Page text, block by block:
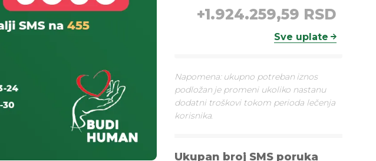
+1.924.259,59 RSD
Sve uplate
Napomena: ukupno potreban iznos
podložan je promeni ukoliko nastanu
dodatni troškovi tokom perioda lečenja
korisnika.
Ukupan broj SMS poruka